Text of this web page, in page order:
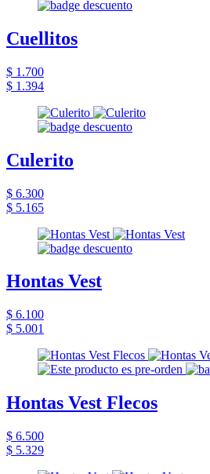
Cuellitos
$ 1.700
$ 1.394
Culerito
$ 6.300
$ 5.165
Hontas Vest
$ 6.100
$ 5.001
Hontas Vest Flecos
$ 6.500
$ 5.329